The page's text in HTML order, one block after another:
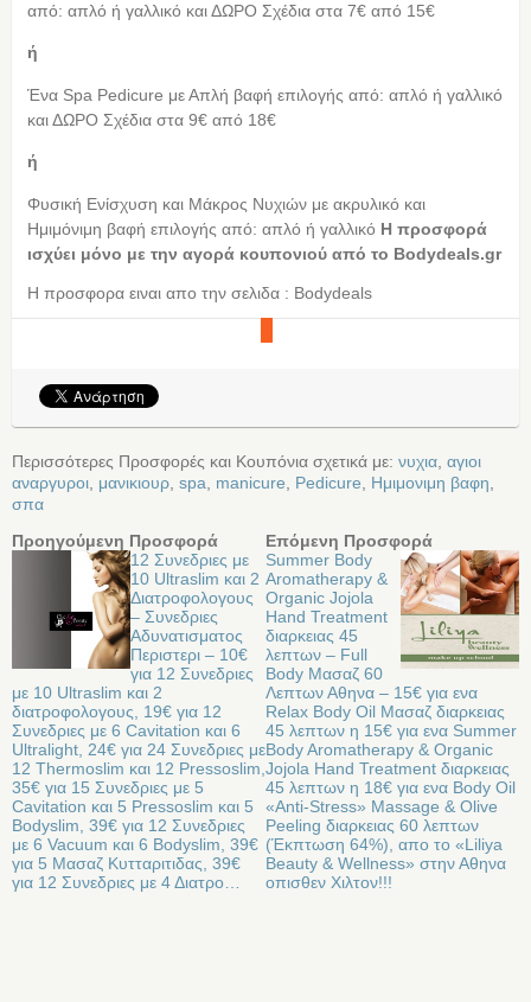
από: απλό ή γαλλικό και ΔΩΡΟ Σχέδια στα 7€ από 15€
ή
Ένα Spa Pedicure με Απλή βαφή επιλογής από: απλό ή γαλλικό
και ΔΩΡΟ Σχέδια στα 9€ από 18€
ή
Φυσική Ενίσχυση και Μάκρος Νυχιών με ακρυλικό και
Ημιμόνιμη βαφή επιλογής από: απλό ή γαλλικό Η προσφορά
ισχύει μόνο με την αγορά κουπονιού από τo Bodydeals.gr
Η προσφορα ειναι απο την σελιδα : Bodydeals
Περισσότερες Προσφορές και Κουπόνια σχετικά με: νυχια αγιοι
αναργυροι μανικιουρ spa manicure Pedicure Ημιμονιμη βαφη
σπα
Προηγούμενη Προσφορά
12 Συνεδριες με
10 Ultraslim και 2
Διατροφολογους
– Συνεδριες
Αδυνατισματος
Περιστερι – 10€
για 12 Συνεδριες
με 10 Ultraslim και 2
διατροφολογους, 19€ για 12
Συνεδριες με 6 Cavitation και 6
Ultralight, 24€ για 24 Συνεδριες με
12 Thermoslim και 12 Pressoslim,
35€ για 15 Συνεδριες με 5
Cavitation και 5 Pressoslim και 5
Bodyslim, 39€ για 12 Συνεδριες
με 6 Vacuum και 6 Bodyslim, 39€
για 5 Μασαζ Κυτταριτιδας, 39€
για 12 Συνεδριες με 4 Διατρο…
Επόμενη Προσφορά
Summer Body
Aromatherapy &
Organic Jojola
Hand Treatment
διαρκειας 45
λεπτων – Full
Body Μασαζ 60
Λεπτων Αθηνα – 15€ για ενα
Relax Body Oil Μασαζ διαρκειας
45 λεπτων η 15€ για ενα Summer
Body Aromatherapy & Organic
Jojola Hand Treatment διαρκειας
45 λεπτων η 18€ για ενα Body Oil
«Anti-Stress» Massage & Olive
Peeling διαρκειας 60 λεπτων
(Έκπτωση 64%), απο το «Liliya
Beauty & Wellness» στην Αθηνα
οπισθεν Χιλτον!!!